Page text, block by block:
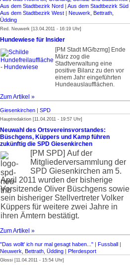
Aus dem Stadtbezirk Nord | Aus dem Stadtbezirk Süd
Aus dem Stadtbezirk West | Neuwerk, Bettrath,
Üdding
Red. Neuwerk [13.04.2011 - 16:19 Uhr]
Hundewiese für Insider
[PM Stadt MG/bzmg] Ende
März zog die
Stadtverwaltung eine
positive Bilanz zu den vor
einem Jahr eingeführten
Hundeauslaufflächen.
Zum Artikel »
Giesenkirchen | SPD
Hauptredaktion [11.04.2011 - 19:57 Uhr]
Neuwahl des Ortsvereinsvorstandes:
Büschgens, Küppers und Kamp führen
zukünftig die SPD Giesenkirchen
[PM SPD] Auf der
Mitgliederversammlung der
SPD Giesenkirchen am 5.
April 2011 wurden der bisherige
Vorsitzende Oliver Büschgens sowie
sein bisheriger Stellvertreter Volker
Küppers für weitere zwei Jahre in
ihren Ämtern bestätigt.
Zum Artikel »
"Das wollt' ich nur mal gesagt haben..." | Fussball |
Neuwerk, Bettrath, Üdding | Pferdesport
Glossi [11.04.2011 - 15:54 Uhr]